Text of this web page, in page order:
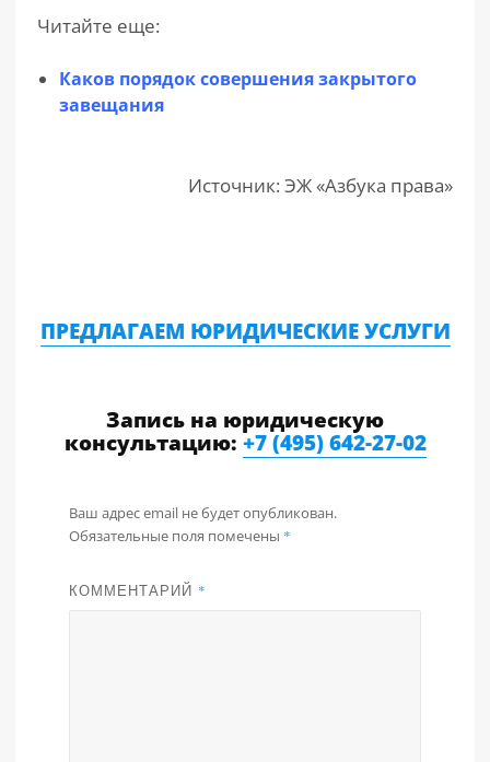
Читайте еще:
Каков порядок совершения закрытого
завещания
Источник: ЭЖ «Азбука права»
ПРЕДЛАГАЕМ ЮРИДИЧЕСКИЕ УСЛУГИ
Запись на юридическую
консультацию: +7 (495) 642-27-02
Ваш адрес email не будет опубликован.
Обязательные поля помечены *
КОММЕНТАРИЙ *